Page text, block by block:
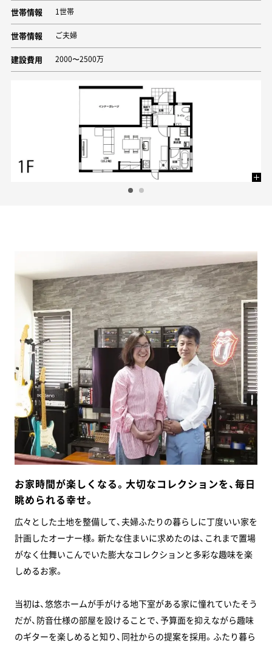
世帯情報 1世帯
世帯情報 ご夫婦
建設費用 2000〜2500万
お家時間が楽しくなる。大切なコレクションを、毎日
眺められる幸せ。
広々とした土地を整備して、夫婦ふたりの暮らしに丁度いい家を
計画したオーナー様。新たな住まいに求めたのは、これまで置場
がなく仕舞いこんでいた膨大なコレクションと多彩な趣味を楽
しめるお家。
当初は、悠悠ホームが手がける地下室がある家に憧れていたそう
だが、防音仕様の部屋を設けることで、予算面を抑えながら趣味
のギターを楽しめると知り、同社からの提案を採用。ふたり暮ら